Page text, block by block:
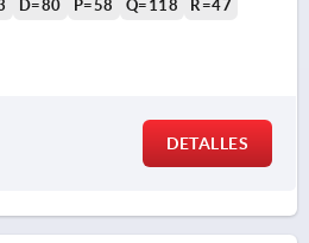
D=80 P=58 Q=118
R=47
DETALLES